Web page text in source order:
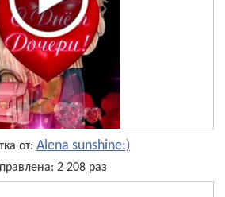
от: Alena sunshine:)
2 208 раз